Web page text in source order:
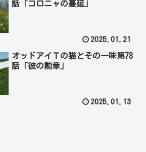
話「コロニャの蔓延」
2025.01.21
オッドアイＴの猫とその一味第78
話「彼の勲章」
2025.01.13